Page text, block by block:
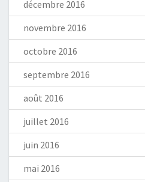
décembre 2016
novembre 2016
octobre 2016
septembre 2016
août 2016
juillet 2016
juin 2016
mai 2016